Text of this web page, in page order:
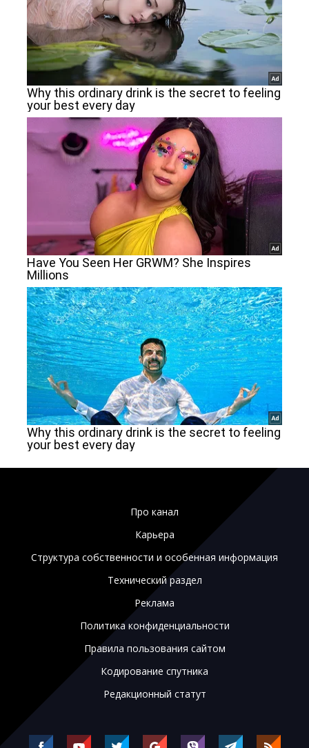
Про канал
Карьера
Структура собственности и особенная информация
Технический раздел
Реклама
Политика конфиденциальности
Правила пользования сайтом
Кодирование спутника
Редакционный статут